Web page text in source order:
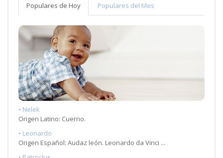
Populares de Hoy Populares del Mes
• Nelek
Origen Latino: Cuerno.
• Leonardo
Origen Español: Audaz león. Leonardo da Vinci ...